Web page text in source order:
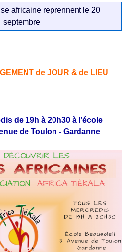
africaine reprennent le 20
septembre
de JOUR & de LIEU
de 19h à 20h30 à l’école
de Toulon - Gardanne